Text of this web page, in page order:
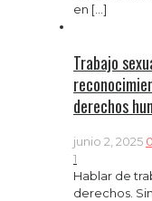
en […]
Trabajo
derechos
junio 2, 2025 0
1
Hablar de
derechos.